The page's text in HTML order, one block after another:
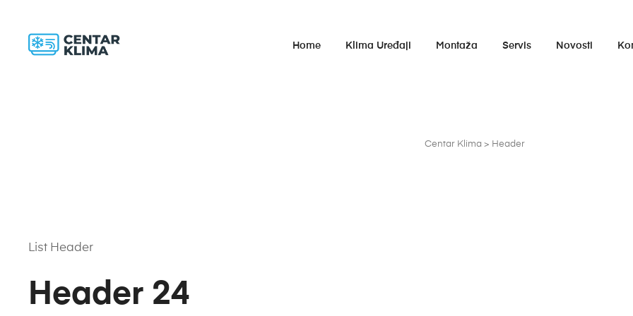
Home Klima Uređaji Montaža Servis Novosti
Centar Klima > Header
List Header
Header 24